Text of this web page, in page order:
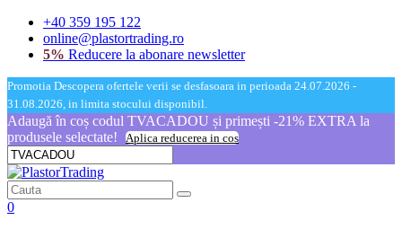
+40 359 195 122
online@plastortrading.ro
5% Reducere la abonare newsletter
Promotia Descopera ofertele verii se desfasoara in perioada 24.07.2026 -
31.08.2026, in limita stocului disponibil.
Adaugă în coș codul TVACADOU și primești -21% EXTRA la
produsele selectate!
Aplica reducerea in cos
0